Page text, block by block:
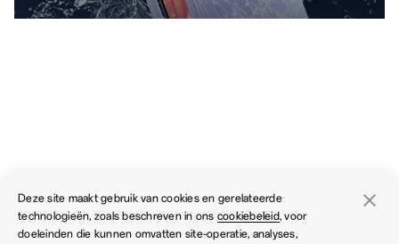
ColorOS
Deze site maakt gebruik van cookies en gerelateerde
technologieën, zoals beschreven in ons cookiebeleid, voor
doeleinden die kunnen omvatten site-operatie, analyses,